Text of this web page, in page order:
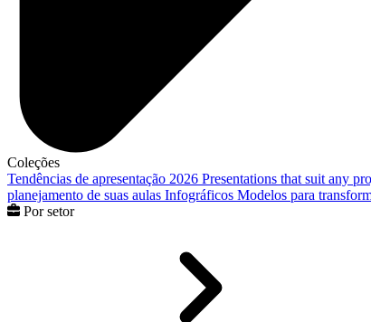
Coleções
Tendências de apresentação 2026 Presentations that suit any
planejamento de suas aulas Infográficos Modelos para
Por setor